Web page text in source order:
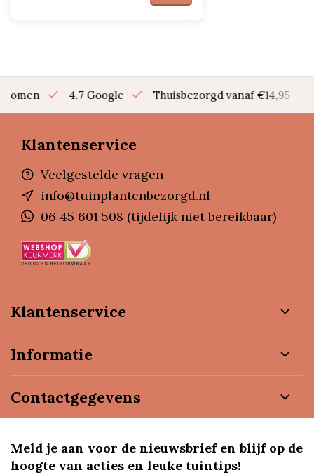
bomen 4.7 Google Thuisbezorgd vanaf €14,95
Klantenservice
Veelgestelde vragen
info@tuinplantenbezorgd.nl
06 45 601 508 (tijdelijk niet bereikbaar)
Klantenservice
Informatie
Contactgegevens
Meld je aan voor de nieuwsbrief en blijf op de
hoogte van acties en leuke tuintips!